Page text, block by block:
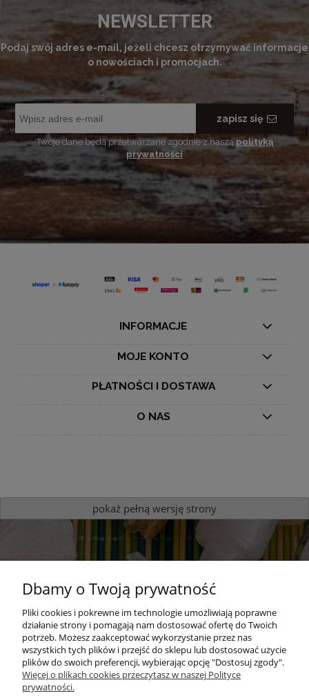
NEWSLETTER
Podaj swój adres e-mail, jeżeli chcesz otrzymywać informacje
o nowościach i promocjach.
zapisz się
Twoje dane będą przetwarzane zgodnie z naszą polityką
prywatności
INFORMACJE
MOJE KONTO
PŁATNOŚCI I DOSTAWA
O NAS
pokaż pełną wersję strony
Sprawdź nasze produkty
zapachowe
Dbamy o Twoją prywatność
Pliki cookies i pokrewne im technologie umożliwiają poprawne
działanie strony i pomagają nam dostosować ofertę do Twoich
potrzeb. Możesz zaakceptować wykorzystanie przez nas
wszystkich tych plików i przejść do sklepu lub dostosować użycie
plików do swoich preferencji, wybierając opcję "Dostosuj zgody".
Więcej o plikach cookies przeczytasz w naszej Polityce
prywatności.